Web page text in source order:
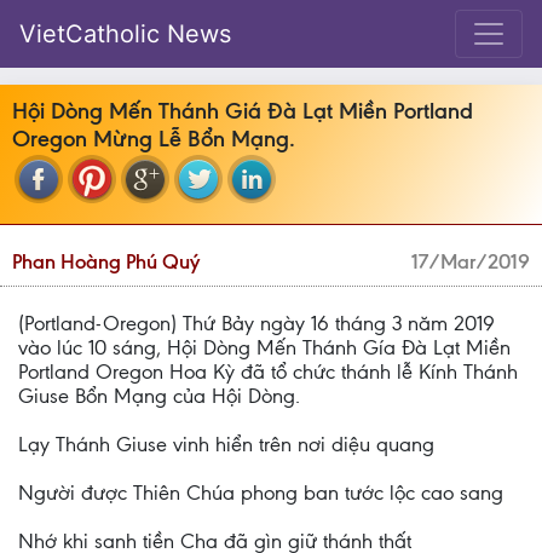
VietCatholic News
Hội Dòng Mến Thánh Giá Đà Lạt Miền Portland
Oregon Mừng Lễ Bổn Mạng.
Phan Hoàng Phú Quý 17/Mar/2019
(Portland-Oregon) Thứ Bảy ngày 16 tháng 3 năm 2019
vào lúc 10 sáng, Hội Dòng Mến Thánh Gía Đà Lạt Miền
Portland Oregon Hoa Kỳ đã tổ chức thánh lễ Kính Thánh
Giuse Bổn Mạng của Hội Dòng.
Lạy Thánh Giuse vinh hiển trên nơi diệu quang
Người được Thiên Chúa phong ban tước lộc cao sang
Nhớ khi sanh tiền Cha đã gìn giữ thánh thất